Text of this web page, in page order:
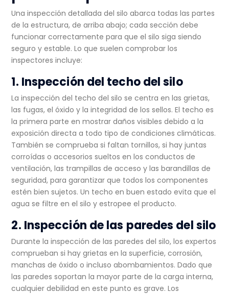
Una inspección detallada del silo abarca todas las partes
de la estructura, de arriba abajo; cada sección debe
funcionar correctamente para que el silo siga siendo
seguro y estable. Lo que suelen comprobar los
inspectores incluye:
1. Inspección del techo del silo
La inspección del techo del silo se centra en las grietas,
las fugas, el óxido y la integridad de los sellos. El techo es
la primera parte en mostrar daños visibles debido a la
exposición directa a todo tipo de condiciones climáticas.
También se comprueba si faltan tornillos, si hay juntas
corroídas o accesorios sueltos en los conductos de
ventilación, las trampillas de acceso y las barandillas de
seguridad, para garantizar que todos los componentes
estén bien sujetos. Un techo en buen estado evita que el
agua se filtre en el silo y estropee el producto.
2. Inspección de las paredes del silo
Durante la inspección de las paredes del silo, los expertos
comprueban si hay grietas en la superficie, corrosión,
manchas de óxido o incluso abombamientos. Dado que
las paredes soportan la mayor parte de la carga interna,
cualquier debilidad en este punto es grave. Los